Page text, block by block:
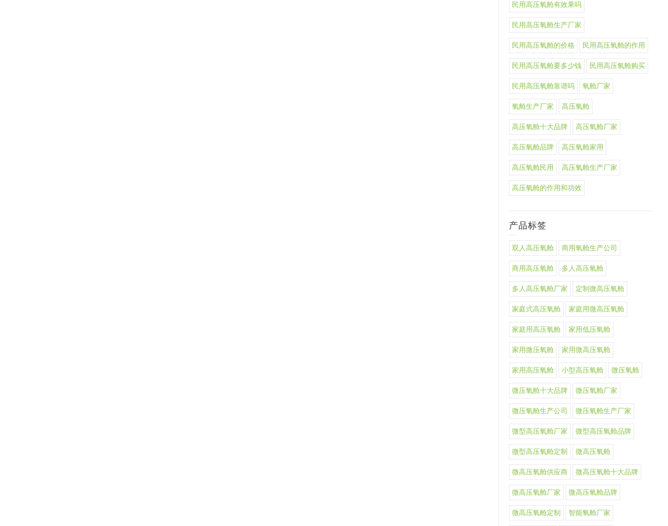
民用高压氧舱有效果吗
民用高压氧舱生产厂家
民用高压氧舱的价格 民用高压氧舱的作用
民用高压氧舱要多少钱 民用高压氧舱购买
民用高压氧舱靠谱吗 氧舱厂家
氧舱生产厂家 高压氧舱
高压氧舱十大品牌 高压氧舱厂家
高压氧舱品牌 高压氧舱家用
高压氧舱民用 高压氧舱生产厂家
高压氧舱的作用和功效
产品标签
双人高压氧舱 商用氧舱生产公司
商用高压氧舱 多人高压氧舱
多人高压氧舱厂家 定制微高压氧舱
家庭式高压氧舱 家庭用微高压氧舱
家庭用高压氧舱 家用低压氧舱
家用微压氧舱 家用微高压氧舱
家用高压氧舱 小型高压氧舱 微压氧舱
微压氧舱十大品牌 微压氧舱厂家
微压氧舱生产公司 微压氧舱生产厂家
微型高压氧舱厂家 微型高压氧舱品牌
微型高压氧舱定制 微高压氧舱
微高压氧舱供应商 微高压氧舱十大品牌
微高压氧舱厂家 微高压氧舱品牌
微高压氧舱定制 智能氧舱厂家